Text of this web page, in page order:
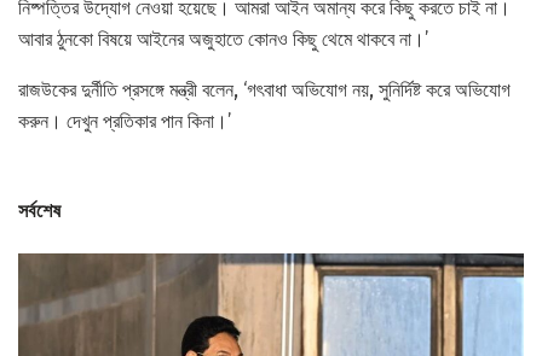
নিষ্পত্তির উদ্যোগ নেওয়া হয়েছে। আমরা আইন অমান্য করে কিছু করতে চাই না।
আবার ঠুনকো বিষয়ে আইনের অজুহাতে কোনও কিছু থেমে থাকবে না।’
রাজউকের দুর্নীতি প্রসঙ্গে মন্ত্রী বলেন, ‘গৎবাধা অভিযোগ নয়, সুনির্দিষ্ট করে অভিযোগ
করুন। দেখুন প্রতিকার পান কিনা।’
সর্বশেষ